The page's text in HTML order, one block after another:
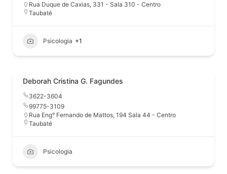
Rua Duque de Caxias, 331 - Sala 310 - Centro
Taubaté
Psicologia +1
Deborah Cristina G. Fagundes
3622-3604
99775-3109
Rua Eng° Fernando de Mattos, 194 Sala 44 - Centro
Taubaté
Psicologia